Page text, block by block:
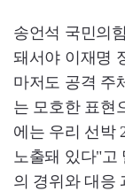
송언석 국민의
돼서야 이재명
마저도 공격 주
는 모호한 표현
에는 우리 선박
노출돼 있다"고
의 경위와 대응